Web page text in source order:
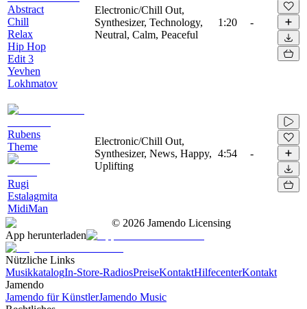
Abstract
Chill
Relax
Hip Hop
Edit 3
Yevhen
Lokhmatov
Electronic/Chill Out,
Synthesizer, Technology,
Neutral, Calm, Peaceful
1:20 -
Rubens
Theme
Rugi
Estalagmita
MidiMan
Electronic/Chill Out,
Synthesizer, News, Happy,
Uplifting
4:54 -
© 2026 Jamendo Licensing
App herunterladen
Nützliche Links
MusikkatalogIn-Store-RadiosPreiseKontaktHilfecenterKontakt
Jamendo
Jamendo für KünstlerJamendo Music